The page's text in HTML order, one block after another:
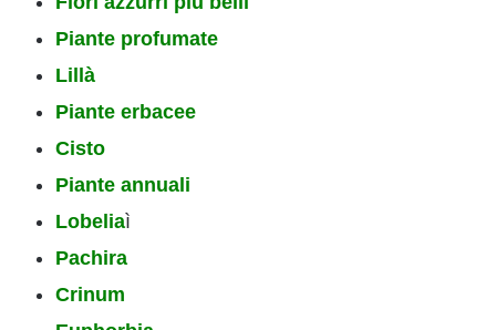
Piante profumate
Lillà
Piante erbacee
Cisto
Piante annuali
Lobeliaì
Pachira
Crinum